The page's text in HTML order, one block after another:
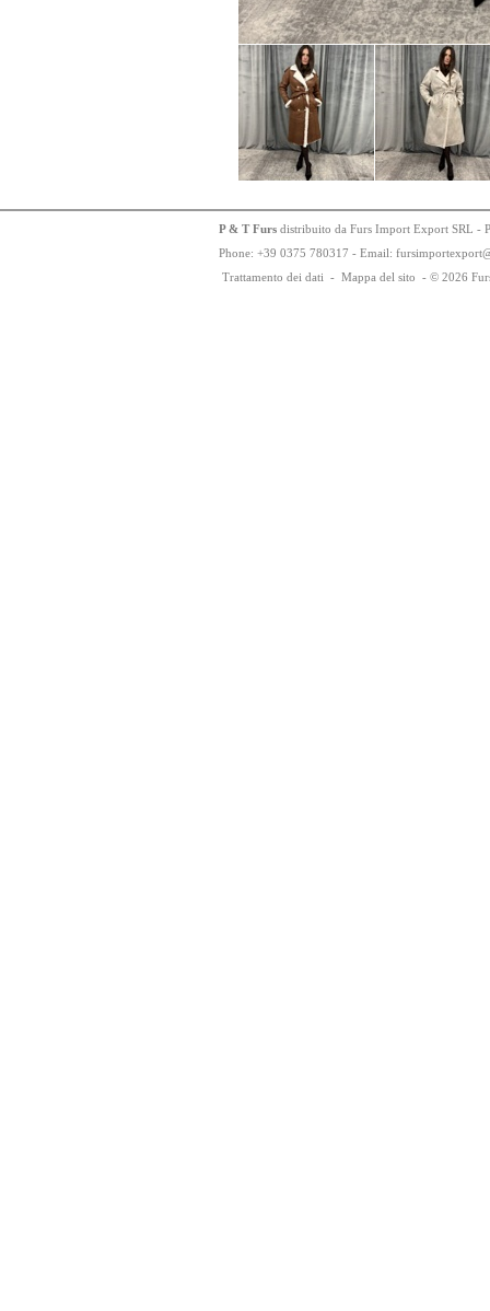
P & T Furs distribuito da Furs Import Export SRL -
Phone: +39 0375 780317 - Email: fursimportexport
Trattamento dei dati - Mappa del sito - © 2026